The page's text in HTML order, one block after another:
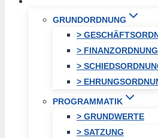
GRUNDORDNUNG
>
> FINANZORDNUNG
>
>
PROGRAMMATIK
> GRUNDWERTE
> SATZUNG